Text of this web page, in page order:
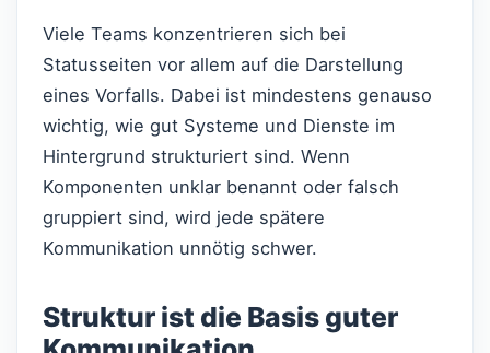
Viele Teams konzentrieren sich bei
Statusseiten vor allem auf die Darstellung
eines Vorfalls. Dabei ist mindestens genauso
wichtig, wie gut Systeme und Dienste im
Hintergrund strukturiert sind. Wenn
Komponenten unklar benannt oder falsch
gruppiert sind, wird jede spätere
Kommunikation unnötig schwer.
Struktur ist die Basis guter